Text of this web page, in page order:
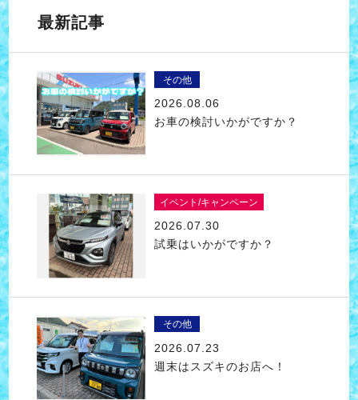
最新記事
その他
2026.08.06
お車の検討いかがですか？
イベント/キャンペーン
2026.07.30
試乗はいかがですか？
その他
2026.07.23
週末はスズキのお店へ！